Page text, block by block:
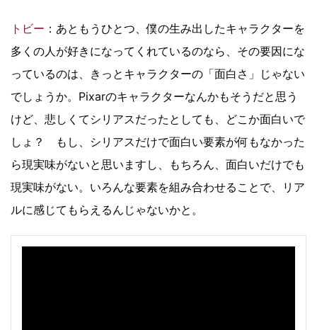
トビー ：あともうひとつ、僕の生み出したキャラクターを
多くの人が好きになってくれているのなら、その要因にな
っているのは、きっとキャラクターの「面白さ」じゃない
でしょうか。Pixarのキャラクターなんかもそうだと思う
けど、悲しくてシリアスだったとしても、どこか面白いで
しょ？ もし、シリアスだけで面白い要素が何もなかった
ら現実味がないと思いますし、もちろん、面白いだけでも
現実味がない。いろんな要素を組み合わせることで、リア
ルに感じてもらえるんじゃないかと。